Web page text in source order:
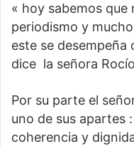
« hoy sabemos que
periodismo y
este se
dice la señora
Por su parte el
uno de sus apartes
coherencia y